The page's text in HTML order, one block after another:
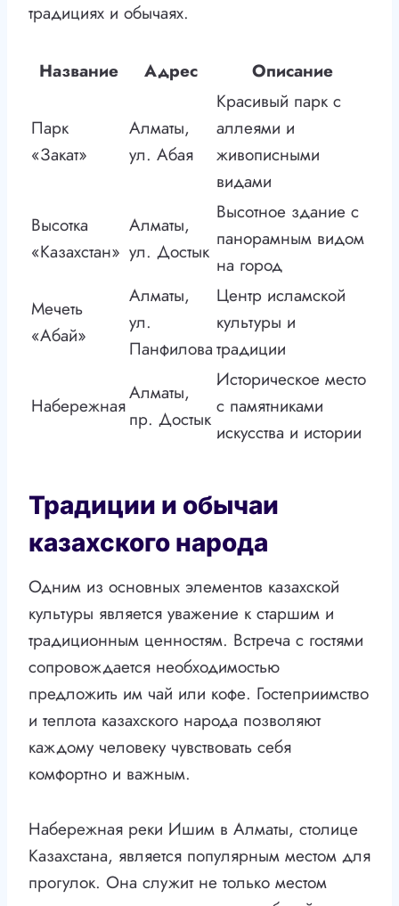
традициях и обычаях.
Название Адрес Описание
Парк
«Закат»
Алматы,
ул. Абая
Красивый парк с
аллеями и
живописными
видами
Высотка
«Казахстан»
Алматы,
ул. Достык
Высотное здание с
панорамным видом
на город
Мечеть
«Абай»
Алматы,
ул.
Панфилова
Центр исламской
культуры и
традиции
Набережная
Алматы,
пр. Достык
Историческое место
с памятниками
искусства и истории
Традиции и обычаи
казахского народа
Одним из основных элементов казахской
культуры является уважение к старшим и
традиционным ценностям. Встреча с гостями
сопровождается необходимостью
предложить им чай или кофе. Гостеприимство
и теплота казахского народа позволяют
каждому человеку чувствовать себя
комфортно и важным.
Набережная реки Ишим в Алматы, столице
Казахстана, является популярным местом для
прогулок. Она служит не только местом